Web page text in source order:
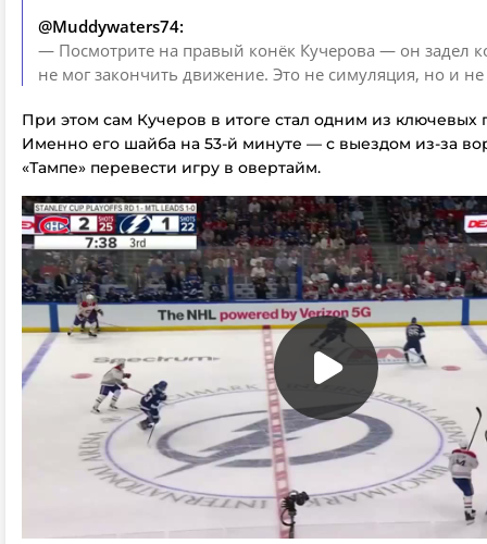
@Muddywaters74:
— Посмотрите на правый конёк Кучерова — он задел
не мог закончить движение. Это не симуляция, но и
При этом сам Кучеров в итоге стал одним из ключевых
Именно его шайба на 53-й минуте — с выездом из-за
«Тампе» перевести игру в овертайм.